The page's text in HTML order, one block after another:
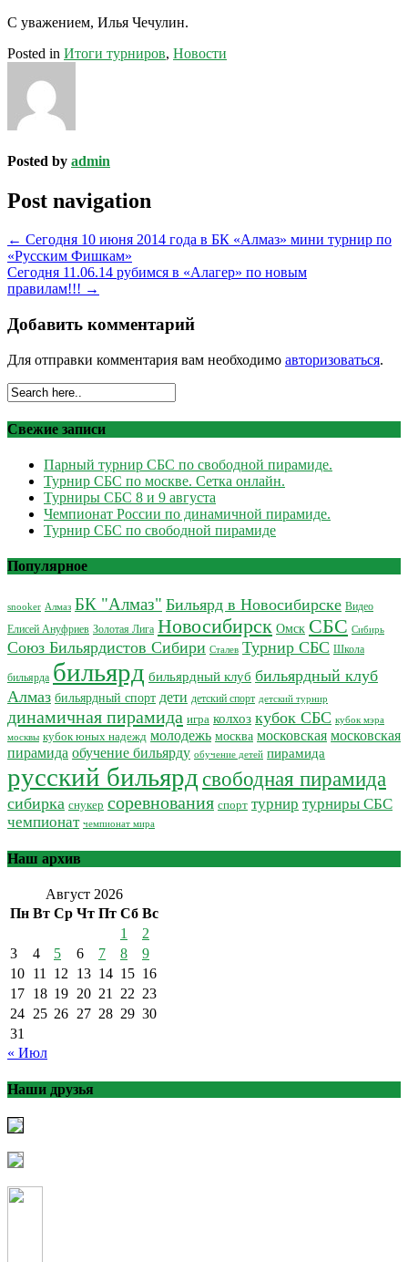
С уважением, Илья Чечулин.
Posted in Итоги турниров, Новости
Posted by admin
Post navigation
← Сегодня 10 июня 2014 года в БК «Алмаз» мини турнир по
«Русским Фишкам»
Сегодня 11.06.14 рубимся в «Алагер» по новым
правилам!!! →
Добавить комментарий
Для отправки комментария вам необходимо авторизоваться.
Свежие записи
Парный турнир СБС по свободной пирамиде.
Турнир СБС по москве. Сетка онлайн.
Турниры СБС 8 и 9 августа
Чемпионат России по динамичной пирамиде.
Турнир СБС по свободной пирамиде
Популярное
snooker Алмаз БК "Алмаз" Бильярд в Новосибирске Видео
Елисей Ануфриев Золотая Лига Новосибирск Омск СБС Сибирь
Союз Бильярдистов Сибири Сталев Турнир СБС Школа
бильярда бильярд бильярдный клуб бильярдный клуб
Алмаз бильярдный спорт дети детский спорт детский турнир
динамичная пирамида игра колхоз кубок СБС кубок мэра
москвы кубок юных надежд молодежь москва московская московская
пирамида обучение бильярду обучение детей пирамида
русский бильярдсвободная пирамида
сибирка снукер соревнования спорт турнир турниры СБС
чемпионат чемпионат мира
Наш архив
Август 2026
Пн Вт Ср Чт Пт Сб Вс
1
2
3
4 5 6 7 8
9
10 11 12 13 14 15 16
17 18 19 20 21 22 23
24 25 26 27 28 29 30
31
« Июл
Наши друзья